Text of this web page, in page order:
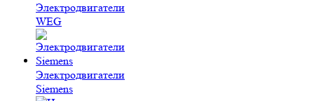
Электродвигатели
WEG
Электродвигатели
Siemens